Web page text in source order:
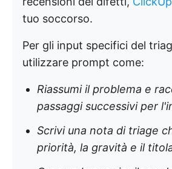
tuo soccorso.
Per gli input specifici del
utilizzare prompt come:
Riassumi il problema e
passaggi successivi per
Scrivi una nota di triage
priorità, la gravità e il